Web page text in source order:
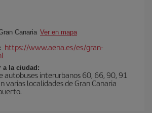
Canaria Ver en mapa
https://www.aena.es/es/gran-
a la ciudad:
autobuses interurbanos 60, 66, 90, 91
varias localidades de Gran Canaria